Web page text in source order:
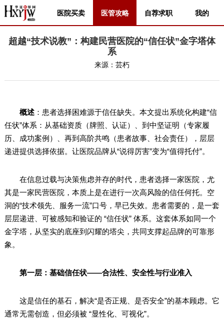
医院买卖 医管攻略 自荐求职 我的
超越“技术说教”：构建民营医院的“信任状”金字塔体
系
来源： 芸朽
概述：患者选择困难源于信任缺失。本文提出系统化构建“信
任状”体系：从基础资质（牌照、认证）、到中坚证明（专家履
历、成功案例）、再到高阶共鸣（患者故事、社会责任），层层
递进提供选择依据。让医院品牌从“说得厉害”变为“值得托付”。
在信息过载与决策焦虑并存的时代，患者选择一家医院，尤
其是一家民营医院，本质上是在进行一次高风险的信任何托。空
洞的“技术领先、服务一流”口号，早已失效。患者需要的，是一套
层层递进、可被感知和验证的 “信任状” 体系。这套体系如同一个
金字塔，从坚实的底座到闪耀的塔尖，共同支撑起品牌的可靠形
象。
第一层：基础信任状——合法性、安全性与行业准入
这是信任的基石，解决“是否正规、是否安全”的基本顾虑。它
通常无需创造，但必须被 “显性化、可视化”。